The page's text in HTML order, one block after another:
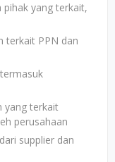
pihak yang terkait,
terkait PPN dan
yang terkait
perusahaan
supplier dan